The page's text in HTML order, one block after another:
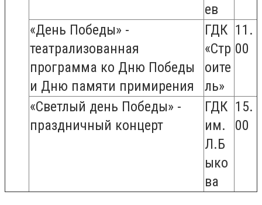
ев
«День Победы» -
театрализованная
программа ко Дню Победы
и Дню памяти примирения
ГДК
«Стр
оите
ль»
11.
00
«Светлый день Победы» -
праздничный концерт
ГДК
им.
Л.Б
ыко
ва
15.
00